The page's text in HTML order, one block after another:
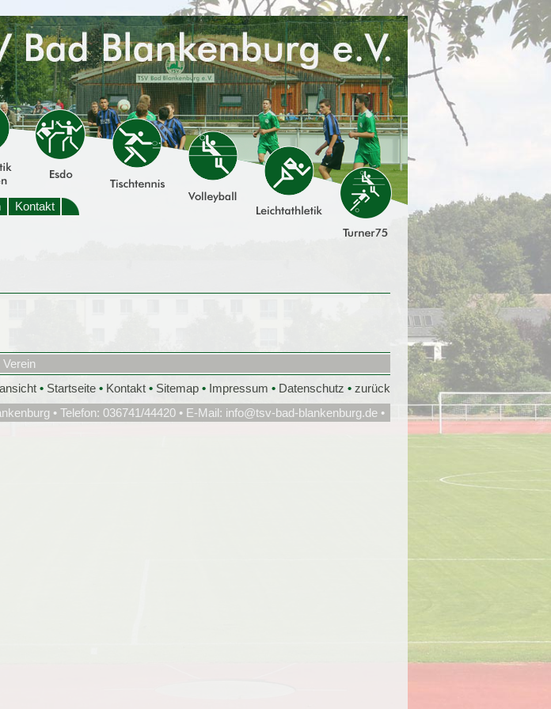
Kontakt
Verein
• Startseite • Kontakt • Sitemap • Impressum • Datenschutz • zurück
• Telefon: 036741/44420 • E-Mail: info@tsv-bad-blankenburg.de•